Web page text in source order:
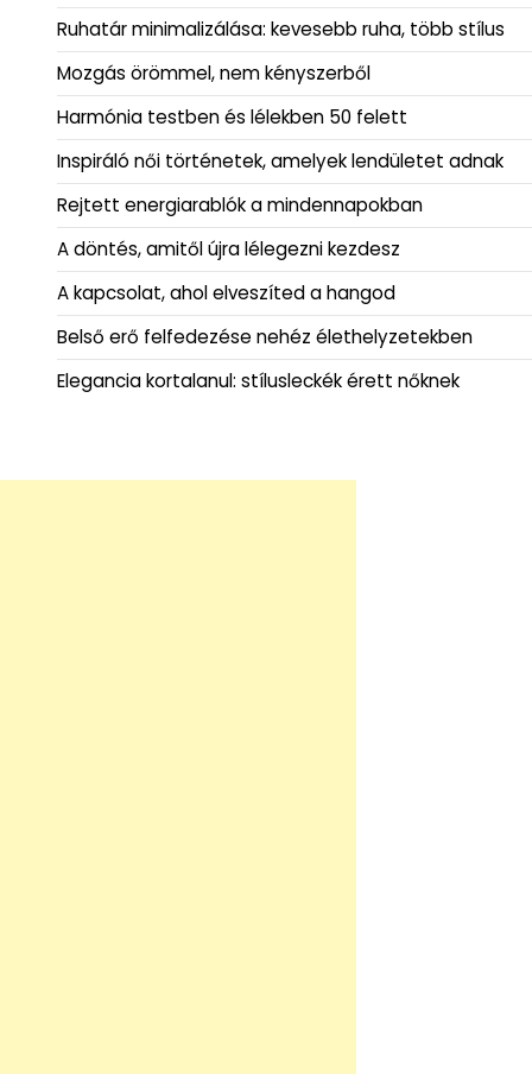
Ruhatár minimalizálása: kevesebb ruha, több stílus
Mozgás örömmel, nem kényszerből
Harmónia testben és lélekben 50 felett
Inspiráló női történetek, amelyek lendületet adnak
Rejtett energiarablók a mindennapokban
A döntés, amitől újra lélegezni kezdesz
A kapcsolat, ahol elveszíted a hangod
Belső erő felfedezése nehéz élethelyzetekben
Elegancia kortalanul: stílusleckék érett nőknek